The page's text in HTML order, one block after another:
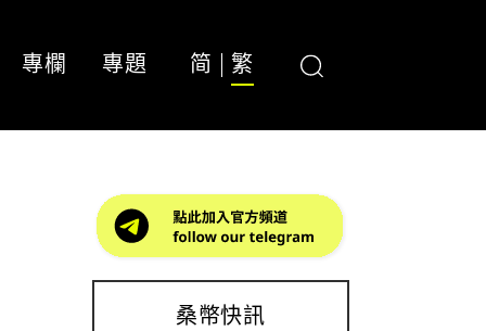
專欄 專題 简 繁
桑幣快訊